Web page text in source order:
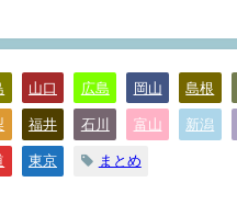
山口 広島 岡山 島根
福井 石川 富山 新潟
東京 まとめ